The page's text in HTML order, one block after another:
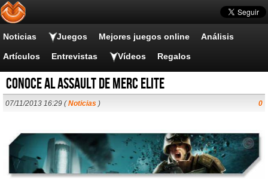
Noticias Juegos Mejores juegos online Análisis
Artículos Entrevistas Vídeos Regalos
Conoce al Assault de Merc Elite
07/11/2013 16:29 (Noticias ) 0